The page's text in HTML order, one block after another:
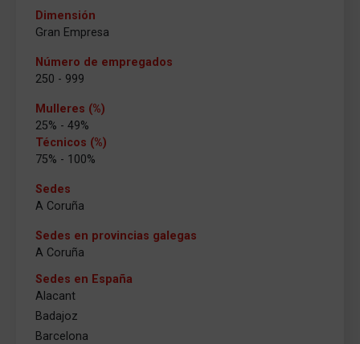
Dimensión
Gran Empresa
Número de empregados
250 - 999
Mulleres (%)
25% - 49%
Técnicos (%)
75% - 100%
Sedes
A Coruña
Sedes en provincias galegas
A Coruña
Sedes en España
Alacant
Badajoz
Barcelona